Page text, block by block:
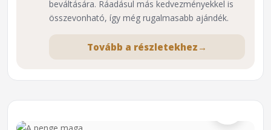
⌕
beváltására. Ráadásul más kedvezményekkel is
összevonható, így még rugalmasabb ajándék.
Tovább a részletekhez →